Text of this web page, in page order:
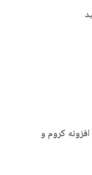
کروم و